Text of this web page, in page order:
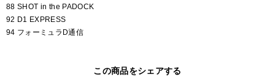
88 SHOT in the PADOCK
92 D1 EXPRESS
94 フォーミュラD通信
この商品をシェアする